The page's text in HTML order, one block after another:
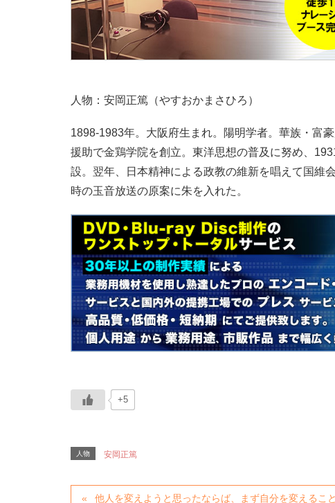
人物：安岡正篤（やすおかまさひろ）
1898-1983年。大阪府生まれ。陽明学者。華族・富
援助で金鶏学院を創立。東洋思想の普及に努め、
設。翌年、日本精神による政教の維新を唱えて国維
時の玉音放送の原案に朱を入れた。
+5
人物 安岡正篤
他人を変えようと思ったならば、まず自分を変えること